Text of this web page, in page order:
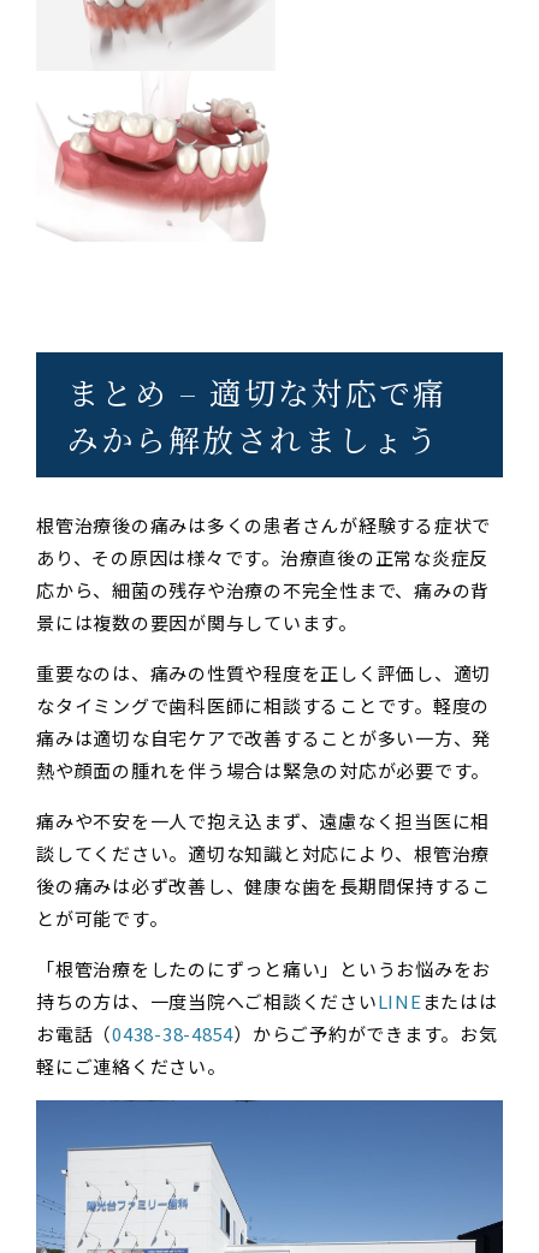
まとめ – 適切な対応で痛
みから解放されましょう
根管治療後の痛みは多くの患者さんが経験する症状で
あり、その原因は様々です。治療直後の正常な炎症反
応から、細菌の残存や治療の不完全性まで、痛みの背
景には複数の要因が関与しています。
重要なのは、痛みの性質や程度を正しく評価し、適切
なタイミングで歯科医師に相談することです。軽度の
痛みは適切な自宅ケアで改善することが多い一方、発
熱や顔面の腫れを伴う場合は緊急の対応が必要です。
痛みや不安を一人で抱え込まず、遠慮なく担当医に相
談してください。適切な知識と対応により、根管治療
後の痛みは必ず改善し、健康な歯を長期間保持するこ
とが可能です。
「根管治療をしたのにずっと痛い」というお悩みをお
持ちの方は、一度当院へご相談くださいLINEまたはは
お電話（0438-38-4854）からご予約ができます。お気
軽にご連絡ください。